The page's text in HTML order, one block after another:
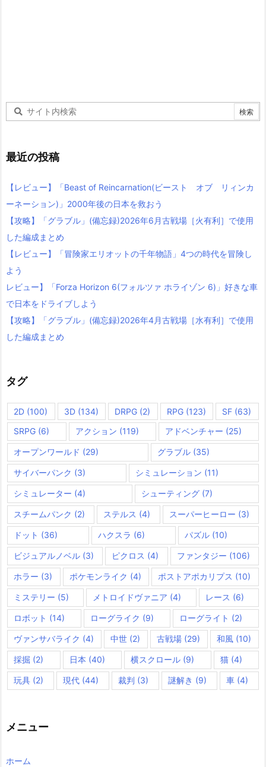
最近の投稿
【レビュー】「Beast of Reincarnation(ビースト オブ リィンカ
ーネーション)」2000年後の日本を救おう
【攻略】「グラブル」(備忘録)2026年6月古戦場［火有利］で使用
した編成まとめ
【レビュー】「冒険家エリオットの千年物語」4つの時代を冒険し
よう
レビュー】「Forza Horizon 6(フォルツァ ホライゾン 6)」好きな車
で日本をドライブしよう
【攻略】「グラブル」(備忘録)2026年4月古戦場［水有利］で使用
した編成まとめ
タグ
2D (100) 3D(134) DRPG (2) RPG(123) SF (63)
SRPG (6) アクション (119) アドベンチャー (25)
オープンワールド (29) グラブル(35)
サイバーパンク (3) シミュレーション (11)
シミュレーター (4) シューティング(7)
スチームパンク (2) ステルス (4) スーパーヒーロー (3)
ドット (36) ハクスラ (6) パズル (10)
ビジュアルノベル (3) ピクロス (4) ファンタジー (106)
ホラー (3) ポケモンライク (4) ポストアポカリプス (10)
ミステリー (5) メトロイドヴァニア (4) レース (6)
ロボット (14) ローグライク (9) ローグライト (2)
ヴァンサバライク (4) 中世 (2) 古戦場 (29) 和風 (10)
採掘 (2) 日本 (40) 横スクロール (9) 猫(4)
玩具 (2) 現代 (44) 裁判 (3) 謎解き (9) 車 (4)
メニュー
ホーム